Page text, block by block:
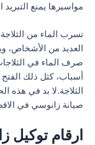
مواسيرها يمنع التبريد
تسرب الماء من
العديد من
صرف الماء في
أسباب، كثل ذلك الفتح
الثلاجة.لا بد في هذه
صيانة زانوسي في
ارقام توكيل